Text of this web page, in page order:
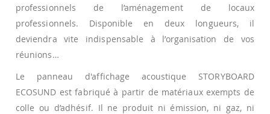
professionnels de l’aménagement de locaux
professionnels. Disponible en deux longueurs, il
deviendra vite indispensable à l’organisation de vos
réunions…
Le panneau d'affichage acoustique STORYBOARD
ECOSUND est fabriqué à partir de matériaux exempts de
colle ou d’adhésif. Il ne produit ni émission, ni gaz, ni